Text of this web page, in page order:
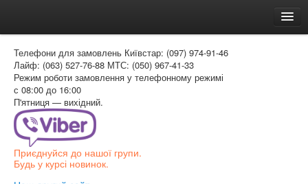
Доставка и оплата
Как заказать
Контакти
Таблиця розмірів
Вхід для покупця
Телефони для замовлень Київстар: (097) 974-91-46
Лайф: (063) 527-76-88 МТС: (050) 967-41-33
Режим роботи замовлення у телефонному режимі
с 08:00 до 16:00
П'ятниця — вихідний.
Приєднуйся до нашої групи.
Будь у курсі новинок.